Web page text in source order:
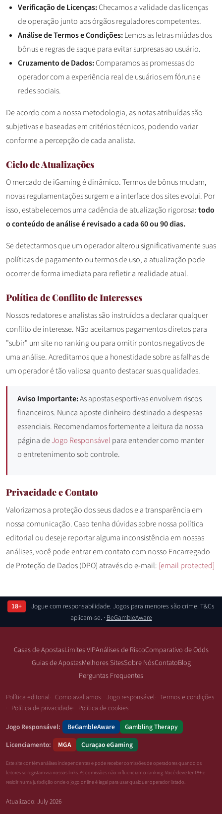
Verificação de Licenças:Checamos a validade das licenças
de operação junto aos órgãos reguladores competentes.
Análise de Termos e Condições:Lemos as letras miúdas dos
bônus e regras de saque para evitar surpresas ao usuário.
Cruzamento de Dados:Comparamos as promessas do
operador com a experiência real de usuários em fóruns e
redes sociais.
De acordo com a nossa metodologia, as notas atribuídas são
subjetivas e baseadas em critérios técnicos, podendo variar
conforme a percepção de cada analista.
Ciclo de Atualizações
O mercado de iGaming é dinâmico. Termos de bônus mudam,
novas regulamentações surgem e a interface dos sites evolui. Por
isso, estabelecemos uma cadência de atualização rigorosa:todo
o conteúdo de análise é revisado a cada 60 ou 90 dias.
Se detectarmos que um operador alterou significativamente suas
políticas de pagamento ou termos de uso, a atualização pode
ocorrer de forma imediata para refletir a realidade atual.
Política de Conflito de Interesses
Nossos redatores e analistas são instruídos a declarar qualquer
conflito de interesse. Não aceitamos pagamentos diretos para
"subir" um site no ranking ou para omitir pontos negativos de
uma análise. Acreditamos que a honestidade sobre as falhas de
um operador é tão valiosa quanto destacar suas qualidades.
Aviso Importante:As apostas esportivas envolvem riscos
financeiros. Nunca aposte dinheiro destinado a despesas
essenciais. Recomendamos fortemente a leitura da nossa
página deJogo Responsável para entender como manter
o entretenimento sob controle.
Privacidade e Contato
Valorizamos a proteção dos seus dados e a transparência em
nossa comunicação. Caso tenha dúvidas sobre nossa política
editorial ou deseje reportar alguma inconsistência em nossas
análises, você pode entrar em contato com nosso Encarregado
de Proteção de Dados (DPO) através do e-mail: [email protected]
18+
Jogue com responsabilidade. Jogos para menores são crime. T&Cs
aplicam-se. · BeGambleAware
Casas de ApostasLimites VIPAnálises de RiscoComparativo de Odds
Guias de ApostasMelhores SitesSobre NósContatoBlog
Perguntas Frequentes
Política editorial Como avaliamos Jogo responsável
Termos e condições
Política de privacidade
Política de cookies
Jogo Responsável:
BeGambleAware
Gambling Therapy
Licenciamento:
MGA Curaçao eGaming
Este site contém análises independentes e pode receber comissões de operadores quando os
leitores se registam via nossos links. As comissões não influenciam o ranking. Você deve ter 18+ e
residir numa jurisdição onde o jogo online é legal para usar qualquer operador listado.
Atualizado: July 2026